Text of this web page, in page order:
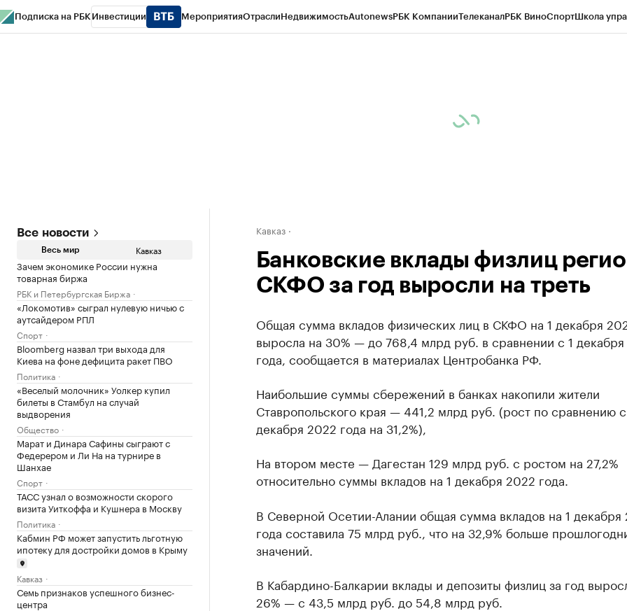
Подписка на РБК Инвестиции МероприятияОтраслиНедвижимостьAutonewsРБК КомпанииТелеканалРБК ВиноСпортШкола
Все новости
Весь мир Кавказ
Зачем экономике России нужна
товарная биржа
РБК и Петербургская Биржа
«Локомотив» сыграл нулевую ничью с
аутсайдером РПЛ
Спорт
Bloomberg назвал три выхода для
Киева на фоне дефицита ракет ПВО
Политика
«Веселый молочник» Уолкер купил
билеты в Стамбул на случай
выдворения
Общество
Марат и Динара Сафины сыграют с
Федерером и Ли На на турнире в
Шанхае
Спорт
ТАСС узнал о возможности скорого
визита Уиткоффа и Кушнера в Москву
Политика
Кабмин РФ может запустить льготную
ипотеку для достройки домов в Крыму
Кавказ
Семь признаков успешного бизнес-
центра
Кавказ
Банковские вклады физлиц
СКФО за год выросли на треть
Общая сумма вкладов физических лиц в СКФО на 1 декабря
выросла на 30% — до 768,4 млрд руб. в сравнении с 1
года, сообщается в материалах Центробанка РФ.
Наибольшие суммы сбережений в банках накопили жители
Ставропольского края — 441,2 млрд руб. (рост по сравнению с
декабря 2022 года на 31,2%),
На втором месте — Дагестан 129 млрд руб. с ростом на 27,2%
относительно суммы вкладов на 1 декабря 2022 года.
В Северной Осетии-Алании общая сумма вкладов на 1 декабря
года составила 75 млрд руб., что на 32,9% больше
значений.
В Кабардино-Балкарии вклады и депозиты физлиц за год
26% — с 43,5 млрд руб. до 54,8 млрд руб.